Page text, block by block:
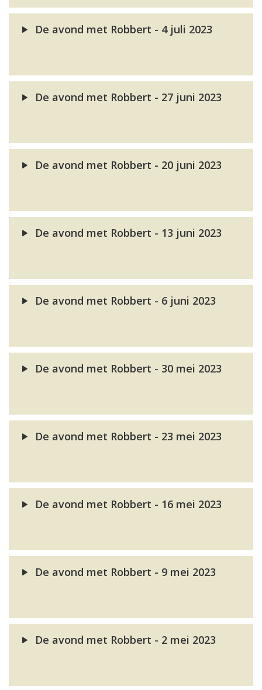
De avond met Robbert - 4 juli 2023
De avond met Robbert - 27 juni 2023
De avond met Robbert - 20 juni 2023
De avond met Robbert - 13 juni 2023
De avond met Robbert - 6 juni 2023
De avond met Robbert - 30 mei 2023
De avond met Robbert - 23 mei 2023
De avond met Robbert - 16 mei 2023
De avond met Robbert - 9 mei 2023
De avond met Robbert - 2 mei 2023